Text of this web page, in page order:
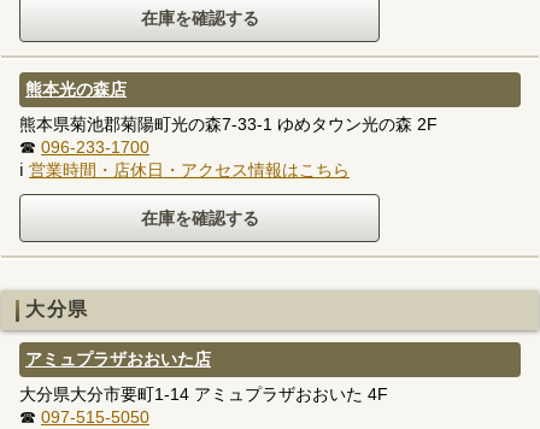
熊本光の森店
熊本県菊池郡菊陽町光の森7-33-1 ゆめタウン光の森 2F
☎ 096-233-1700
ℹ 営業時間・店休日・アクセス情報はこちら
大分県
アミュプラザおおいた店
大分県大分市要町1-14 アミュプラザおおいた 4F
☎ 097-515-5050